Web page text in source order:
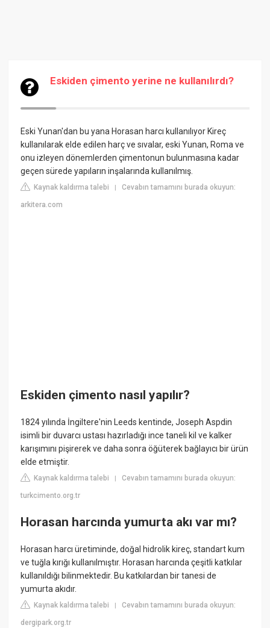
Eskiden çimento yerine ne kullanılırdı?
Eski Yunan'dan bu yana Horasan harcı kullanılıyor Kireç
kullanılarak elde edilen harç ve sıvalar, eski Yunan, Roma ve
onu izleyen dönemlerden çimentonun bulunmasına kadar
geçen sürede yapıların inşalarında kullanılmış.
Kaynak kaldırma talebi |Cevabın tamamını burada okuyun:
arkitera.com
Eskiden çimento nasıl yapılır?
1824 yılında İngiltere'nin Leeds kentinde, Joseph Aspdin
isimli bir duvarcı ustası hazırladığı ince taneli kil ve kalker
karışımını pişirerek ve daha sonra öğüterek bağlayıcı bir ürün
elde etmiştir.
Kaynak kaldırma talebi |Cevabın tamamını burada okuyun:
turkcimento.org.tr
Horasan harcında yumurta akı var mı?
Horasan harcı üretiminde, doğal hidrolik kireç, standart kum
ve tuğla kırığı kullanılmıştır. Horasan harcında çeşitli katkılar
kullanıldığı bilinmektedir. Bu katkılardan bir tanesi de
yumurta akıdır.
Kaynak kaldırma talebi |Cevabın tamamını burada okuyun:
dergipark.org.tr